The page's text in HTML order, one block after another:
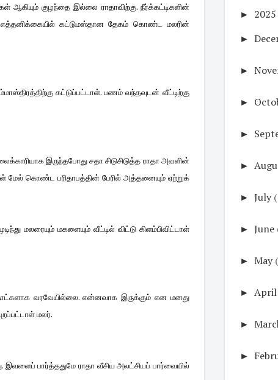
குழந்தை இல்லை ராதாவிற்கு. நீர்க்கட்டிகளின்
கட்டுமஸ்தான தேகம் கொண்ட மலரின்
கட்டுப்பட்டாள். பணம் வந்தவுடன் வீட்டிற்கு
இருந்தபோது சதா சிடுசிடுத்த ராதா அவளின்
மேல் கொண்ட பரிதாபத்தின் பேரில் அத்தனையும் ஏற்றுக்
மலரையும் மகளையும் வீட்டில் விட்டு கிளம்பிவிட்டாள்
வரவேயில்லை. என்னவாக இருக்கும் என மனது
மலர்.
இவளைப் பார்த்ததுமே ராதா வீசிய அலட்சியப் பார்வையில்
► 2025
►
►
►
►
►
► July
► June
► May
► April
►
►